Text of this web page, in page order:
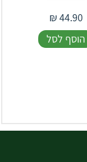
44.90
₪
הוסף לסל